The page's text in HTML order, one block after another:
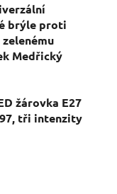
brýle proti
Medřický
žárovka E27
97, tři intenzity